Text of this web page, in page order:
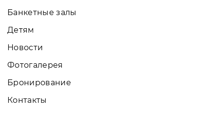
Банкетные залы
Детям
Новости
Фотогалерея
Бронирование
Контакты